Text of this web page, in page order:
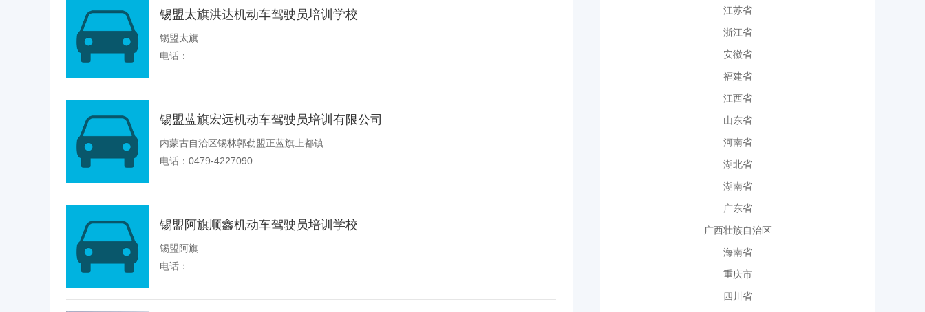
锡盟太旗洪达机动车驾驶员培训学校
锡盟太旗
电话：
锡盟蓝旗宏远机动车驾驶员培训有限公司
内蒙古自治区锡林郭勒盟正蓝旗上都镇
电话：0479-4227090
锡盟阿旗顺鑫机动车驾驶员培训学校
锡盟阿旗
电话：
江苏省
浙江省
安徽省
福建省
江西省
山东省
河南省
湖北省
湖南省
广东省
广西壮族自治区
海南省
重庆市
四川省